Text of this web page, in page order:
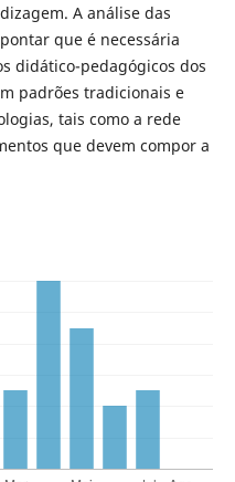
A análise das
que é necessária
didático-pedagógicos dos
padrões tradicionais e
tais como a rede
que devem compor a